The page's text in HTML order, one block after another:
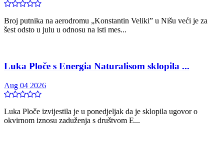
Broj putnika na aerodromu „Konstantin Veliki” u Nišu veći je za
šest odsto u julu u odnosu na isti mes...
Luka Ploče s Energia Naturalisom sklopila ...
Aug 04 2026
Luka Ploče izvijestila je u ponedjeljak da je sklopila ugovor o
okvirnom iznosu zaduženja s društvom E...